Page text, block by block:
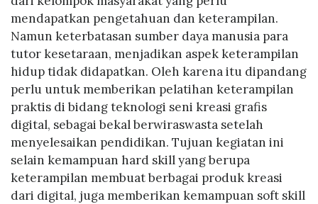
mendapatkan pengetahuan dan keterampilan.
Namun keterbatasan sumber daya manusia para
tutor kesetaraan, menjadikan aspek keterampilan
hidup tidak didapatkan. Oleh karena itu dipandang
perlu untuk memberikan pelatihan keterampilan
praktis di bidang teknologi seni kreasi grafis
digital, sebagai bekal berwiraswasta setelah
menyelesaikan pendidikan. Tujuan kegiatan ini
selain kemampuan hard skill yang berupa
keterampilan membuat berbagai produk kreasi
dari digital, juga memberikan kemampuan soft skill